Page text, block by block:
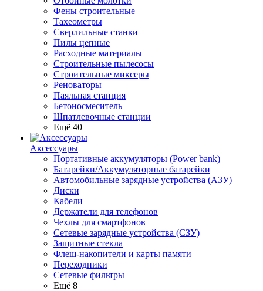
Фены строительные
Тахеометры
Сверлильные станки
Пилы цепные
Расходные материалы
Строительные пылесосы
Строительные миксеры
Реноваторы
Паяльная станция
Бетоносмеситель
Шпатлевочные станции
Ещё 40
Аксессуары
Портативные аккумуляторы (Power bank)
Батарейки/Аккумуляторные батарейки
Автомобильные зарядные устройства (АЗУ)
Диски
Кабели
Держатели для телефонов
Чехлы для смартфонов
Сетевые зарядные устройства (СЗУ)
Защитные стекла
Флеш-накопители и карты памяти
Переходники
Сетевые фильтры
Ещё 8